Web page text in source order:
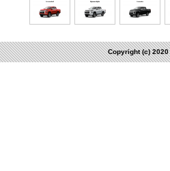
Copyright (c) 2020